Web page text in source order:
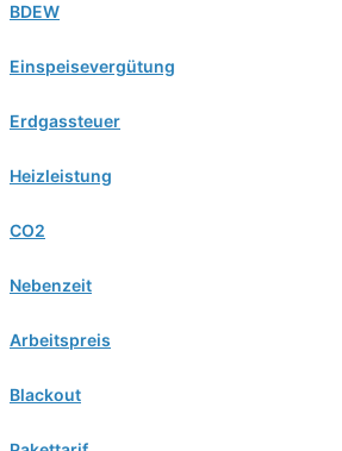
BDEW
Einspeisevergütung
Erdgassteuer
Heizleistung
CO2
Nebenzeit
Arbeitspreis
Blackout